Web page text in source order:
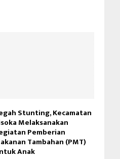
Stunting, Kecamatan
Melaksanakan
Pemberian
Tambahan (PMT)
Anak